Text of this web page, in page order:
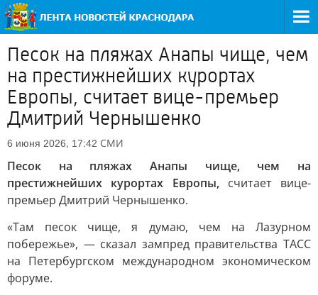
Песок на пляжах Анапы чище, чем
на престижнейших курортах
Европы, считает вице-премьер
Дмитрий Чернышенко
6 июня 2026, 17:42 СМИ
Песок на пляжах Анапы чище, чем на
престижнейших курортах Европы, считает вице-
премьер Дмитрий Чернышенко.
«Там песок чище, я думаю, чем на Лазурном
побережье», — сказал зампред правительства ТАСС
на Петербургском международном экономическом
форуме.